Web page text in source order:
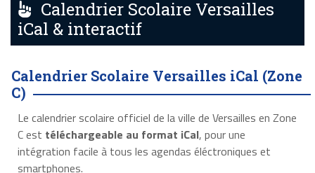
Calendrier Scolaire Versailles
iCal & interactif
Calendrier Scolaire Versailles iCal (Zone
C)
Le calendrier scolaire officiel de la ville de Versailles en Zone
C est téléchargeable au format iCal, pour une
intégration facile à tous les agendas éléctroniques et
smartphones.